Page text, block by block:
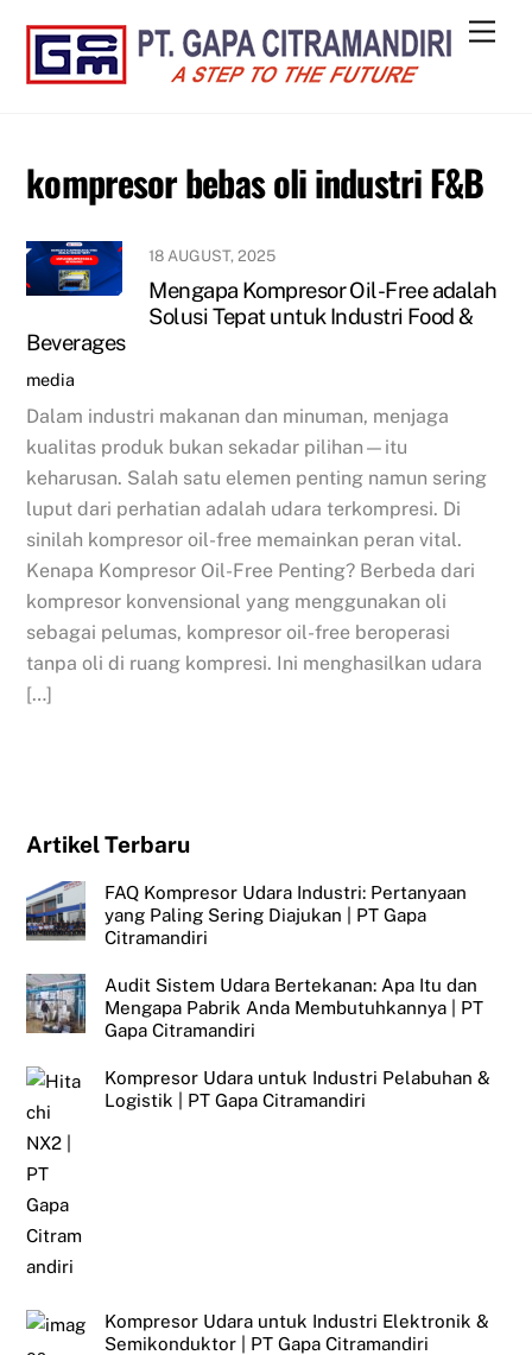
content
kompresor bebas oli industri F&B
18 AUGUST, 2025
Mengapa Kompresor Oil-Free adalah
Solusi Tepat untuk Industri Food &
Beverages
media
Dalam industri makanan dan minuman, menjaga
kualitas produk bukan sekadar pilihan—itu
keharusan. Salah satu elemen penting namun sering
luput dari perhatian adalah udara terkompresi. Di
sinilah kompresor oil-free memainkan peran vital.
Kenapa Kompresor Oil-Free Penting? Berbeda dari
kompresor konvensional yang menggunakan oli
sebagai pelumas, kompresor oil-free beroperasi
tanpa oli di ruang kompresi. Ini menghasilkan udara
[…]
Artikel Terbaru
FAQ Kompresor Udara Industri: Pertanyaan
yang Paling Sering Diajukan | PT Gapa
Citramandiri
Audit Sistem Udara Bertekanan: Apa Itu dan
Mengapa Pabrik Anda Membutuhkannya | PT
Gapa Citramandiri
Kompresor Udara untuk Industri Pelabuhan &
Logistik | PT Gapa Citramandiri
Kompresor Udara untuk Industri Elektronik &
Semikonduktor | PT Gapa Citramandiri